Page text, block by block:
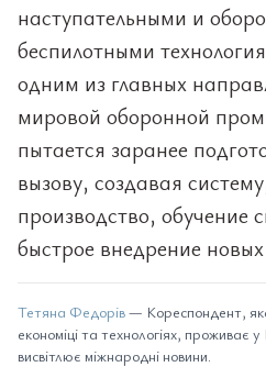
наступательными и
беспилотными
одним из главных
мировой оборонной
пытается заранее
вызову, создавая
производство, обучение
быстрое внедрение
Тетяна Федорів— Кореспондент, яка
економіці та технологіях,
висвітлює міжнародні новини.